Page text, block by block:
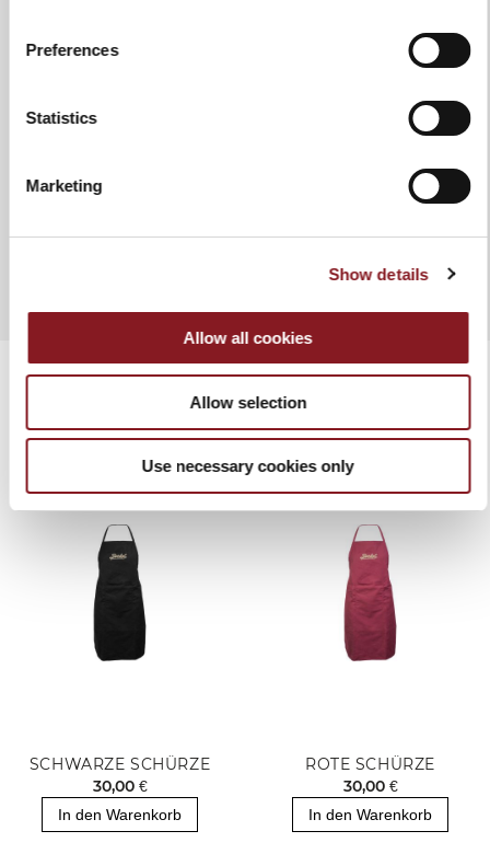
Preferences
Statistics
Marketing
Show details
Allow all cookies
Allow selection
Use necessary cookies only
einzigen Bewegungssystem
VERWANDTE PRODUKTE
SCHWARZE SCHÜRZE
30,00 €
In den Warenkorb
ROTE SCHÜRZE
30,00 €
In den Warenkorb